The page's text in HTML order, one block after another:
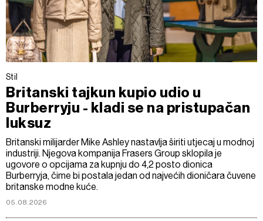
Stil
Britanski tajkun kupio udio u
Burberryju - kladi se na pristupačan
luksuz
Britanski milijarder Mike Ashley nastavlja širiti utjecaj u modnoj
industriji. Njegova kompanija Frasers Group sklopila je
ugovore o opcijama za kupnju do 4,2 posto dionica
Burberryja, čime bi postala jedan od najvećih dioničara čuvene
britanske modne kuće.
05.08.2026